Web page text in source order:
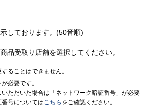
しております。(50音順)
品受取り店舗を選択してください。
ることはできません。
必要です。
いただいた場合は「ネットワーク暗証番号」が必要
号についてはこちら をご確認ください。